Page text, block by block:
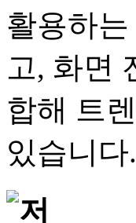
활용하
고, 화면
합해 트
있습니다.